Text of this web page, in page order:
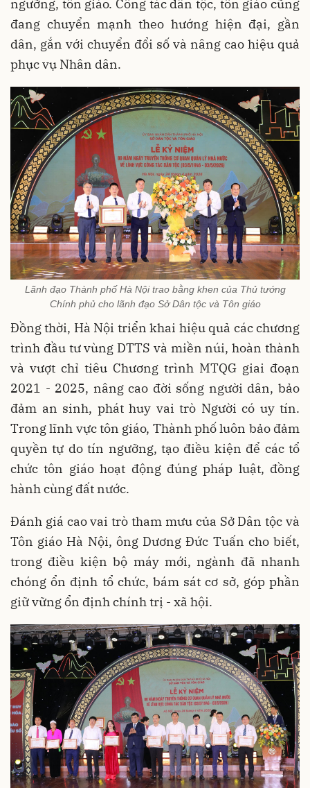
ngưỡng, tôn giáo. Công tác dân tộc, tôn giáo cũng
đang chuyển mạnh theo hướng hiện đại, gần
dân, gắn với chuyển đổi số và nâng cao hiệu quả
phục vụ Nhân dân.
Lãnh đạo Thành phố Hà Nội trao bằng khen của Thủ tướng
Chính phủ cho lãnh đạo Sở Dân tộc và Tôn giáo
Đồng thời, Hà Nội triển khai hiệu quả các chương
trình đầu tư vùng DTTS và miền núi, hoàn thành
và vượt chỉ tiêu Chương trình MTQG giai đoạn
2021 - 2025, nâng cao đời sống người dân, bảo
đảm an sinh, phát huy vai trò Người có uy tín.
Trong lĩnh vực tôn giáo, Thành phố luôn bảo đảm
quyền tự do tín ngưỡng, tạo điều kiện để các tổ
chức tôn giáo hoạt động đúng pháp luật, đồng
hành cùng đất nước.
Đánh giá cao vai trò tham mưu của Sở Dân tộc và
Tôn giáo Hà Nội, ông Dương Đức Tuấn cho biết,
trong điều kiện bộ máy mới, ngành đã nhanh
chóng ổn định tổ chức, bám sát cơ sở, góp phần
giữ vững ổn định chính trị - xã hội.